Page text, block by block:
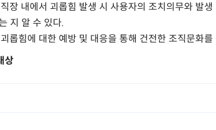
장 내에서 괴롭힘 발생 시 사용자의 조치의무와 발
지 알 수 있다.
롭힘에 대한 예방 및 대응을 통해 건전한 조직문화
상